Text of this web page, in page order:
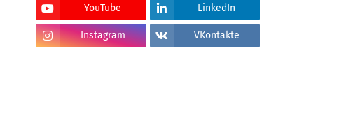
YouTube LinkedIn
Instagram VKontakte